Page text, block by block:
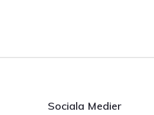
Sociala Medier